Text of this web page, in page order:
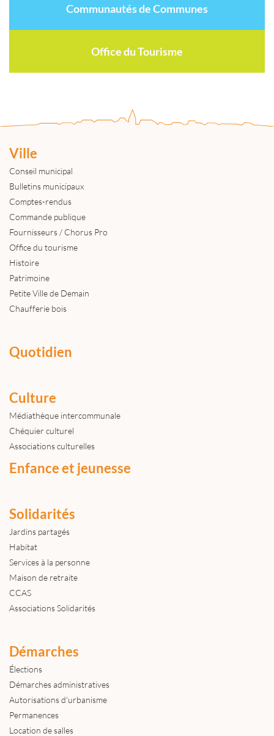
Communautés de Communes
Office du Tourisme
Ville
Conseil municipal
Bulletins municipaux
Comptes-rendus
Commande publique
Fournisseurs / Chorus Pro
Office du tourisme
Histoire
Patrimoine
Petite Ville de Demain
Chaufferie bois
Quotidien
Culture
Médiathèque intercommunale
Chéquier culturel
Associations culturelles
Enfance et jeunesse
Solidarités
Jardins partagés
Habitat
Services à la personne
Maison de retraite
CCAS
Associations Solidarités
Démarches
Élections
Démarches administratives
Autorisations d'urbanisme
Permanences
Location de salles